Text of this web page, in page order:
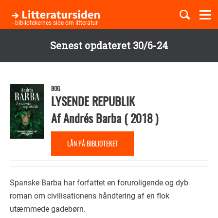
Senest opdateret 30/6-24
hovedindhold
- bibliotekernes side om litteratur
Børnebøger
Temaer
BOG
LYSENDE REPUBLIK
AfAndrés Barba(2018)
LÅN PÅ BIBLIOTEKET
Spanske Barba har forfattet en foruroligende og dyb
roman om civilisationens håndtering af en flok
utæmmede gadebørn.